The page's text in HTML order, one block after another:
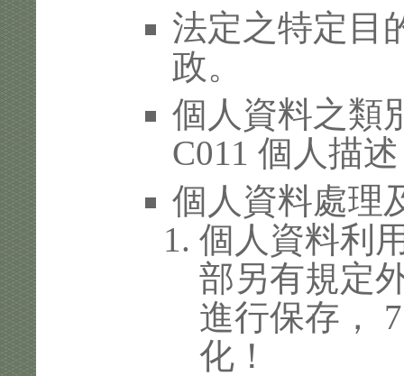
法定之特定目
政。
個人資料之類
C011 個人描述
個人資料處理
個人資料利
部另有規定
進行保存，
化！